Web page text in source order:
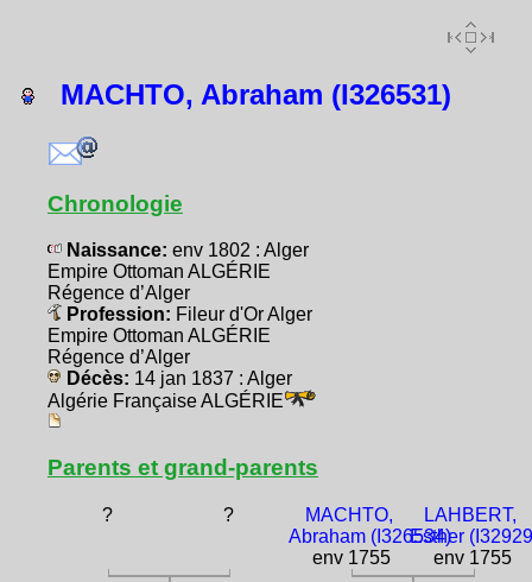
MACHTO, Abraham (I326531)
Chronologie
Naissance: env 1802 : Alger
Empire Ottoman ALGÉRIE
Régence d’Alger
Profession: Fileur d'Or Alger
Empire Ottoman ALGÉRIE
Régence d’Alger
Décès: 14 jan 1837 : Alger
Algérie Française ALGÉRIE
Parents et grand-parents
? ?
MACHTO,
Abraham (I326534)
env 1755
LAHBERT,
Esther
env 1755